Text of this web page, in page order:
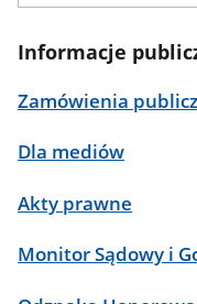
Informacje
Zamówienia
Dla mediów
Akty prawne
Monitor Sądowy i